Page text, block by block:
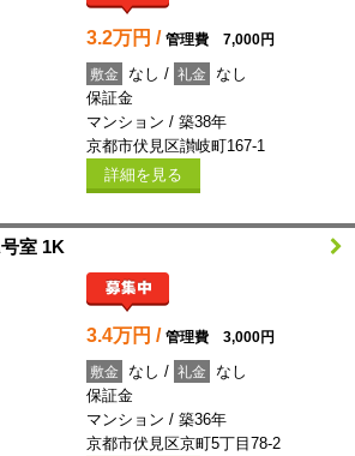
3.2万円 / 管理費 7,000円
敷金 なし / 礼金
なし
保証金
マンション / 築38年
京都市伏見区讃岐町167-1
詳細を見る
室 1K
3.4万円 / 管理費 3,000円
敷金 なし / 礼金
なし
保証金
マンション / 築36年
京都市伏見区京町5丁目78-2